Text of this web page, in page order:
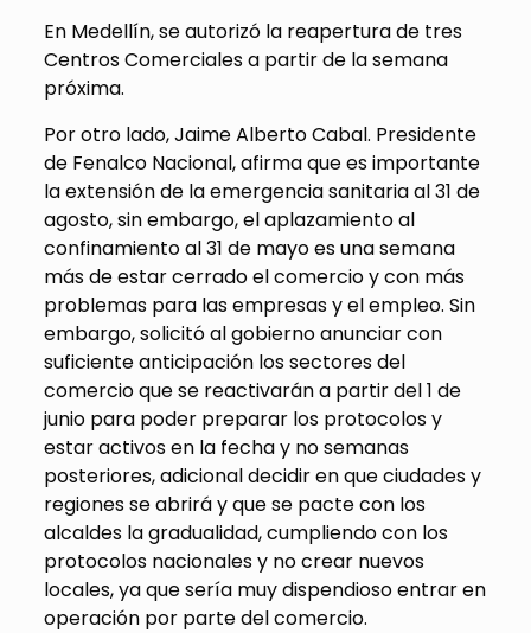
En Medellín, se autorizó la reapertura de tres
Centros Comerciales a partir de la semana
próxima.
Por otro lado, Jaime Alberto Cabal. Presidente
de Fenalco Nacional, afirma que es importante
la extensión de la emergencia sanitaria al 31 de
agosto, sin embargo, el aplazamiento al
confinamiento al 31 de mayo es una semana
más de estar cerrado el comercio y con más
problemas para las empresas y el empleo. Sin
embargo, solicitó al gobierno anunciar con
suficiente anticipación los sectores del
comercio que se reactivarán a partir del 1 de
junio para poder preparar los protocolos y
estar activos en la fecha y no semanas
posteriores, adicional decidir en que ciudades y
regiones se abrirá y que se pacte con los
alcaldes la gradualidad, cumpliendo con los
protocolos nacionales y no crear nuevos
locales, ya que sería muy dispendioso entrar en
operación por parte del comercio.